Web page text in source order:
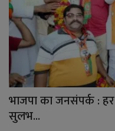
Language
English Hiindi
भाजपा का जनसंपर्क : हर
सुलभ...